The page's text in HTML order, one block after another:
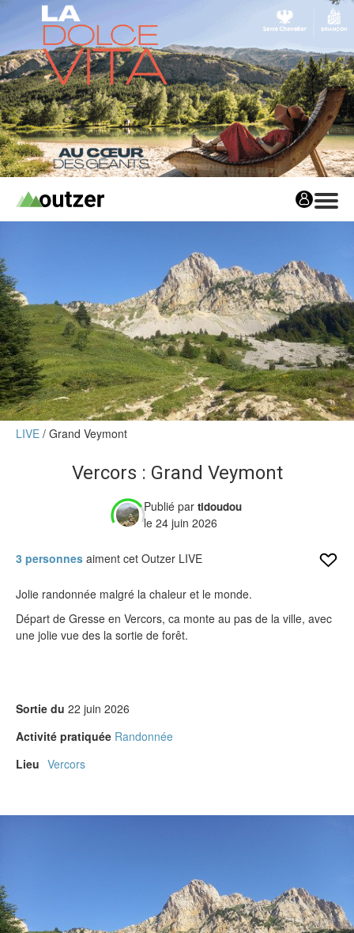
Tests Privés
Tests Privés
Les Tests Privés
Verdict des testeurs
Actu
Live
Forums
LIVE Grand Veymont
Vercors : Grand Veymont
Publié par tidoudou
le 24 juin 2026
3 personnes aiment cet Outzer LIVE
Jolie randonnée malgré la chaleur et le monde.
Départ de Gresse en Vercors, ca monte au pas de la ville, avec
une jolie vue des la sortie de forêt.
Sortie du 22 juin 2026
Activité pratiquée Randonnée
Lieu Vercors